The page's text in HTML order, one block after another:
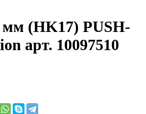
мм (HK17) PUSH-
арт. 10097510